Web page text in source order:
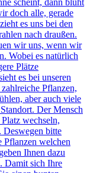
scheint, dann blüht
doch alle, gerade
es uns bei den
nach draußen.
wir uns, wenn wir
Wobei es natürlich
Plätze
es bei unseren
Pflanzen,
aber auch viele
Der Mensch
wechseln,
Deswegen bitte
Pflanzen welchen
Ihnen dazu
Damit sich Ihre